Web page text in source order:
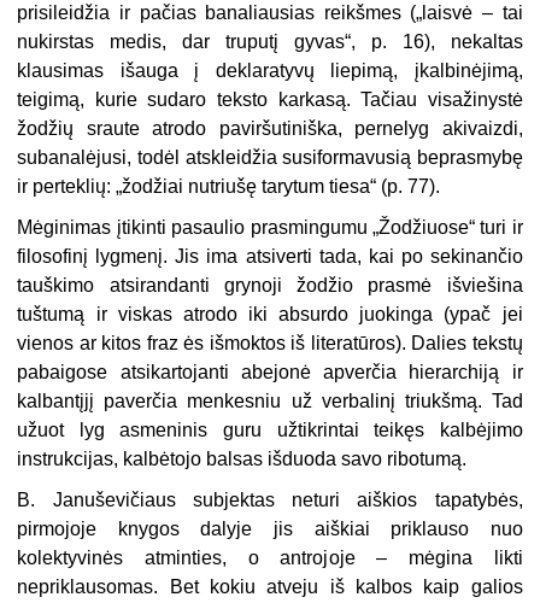
prisileidžia ir pačias banaliausias reikšmes („laisvė – tai
nukirstas medis, dar truputį gyvas“, p. 16), nekaltas
klausimas išauga į deklaratyvų liepimą, įkalbinėjimą,
teigimą, kurie sudaro teksto karkasą. Tačiau visažinystė
žodžių sraute atrodo paviršutiniška, pernelyg akivaizdi,
subanalėjusi, todėl atskleidžia susiformavusią beprasmybę
ir perteklių: „žodžiai nutriušę tarytum tiesa“ (p. 77).
Mėginimas įtikinti pasaulio prasmingumu „Žodžiuose“ turi ir
filosofinį lygmenį. Jis ima atsiverti tada, kai po sekinančio
tauškimo atsirandanti grynoji žodžio prasmė išviešina
tuštumą ir viskas atrodo iki absurdo juokinga (ypač jei
vienos ar kitos fraz ės išmoktos iš literatūros). Dalies tekstų
pabaigose atsikartojanti abejonė apverčia hierarchiją ir
kalbantįjį paverčia menkesniu už verbalinį triukšmą. Tad
užuot lyg asmeninis guru užtikrintai teikęs kalbėjimo
instrukcijas, kalbėtojo balsas išduoda savo ribotumą.
B. Januševičiaus subjektas neturi aiškios tapatybės,
pirmojoje knygos dalyje jis aiškiai priklauso nuo
kolektyvinės atminties, o antrojoje – mėgina likti
nepriklausomas. Bet kokiu atveju iš kalbos kaip galios